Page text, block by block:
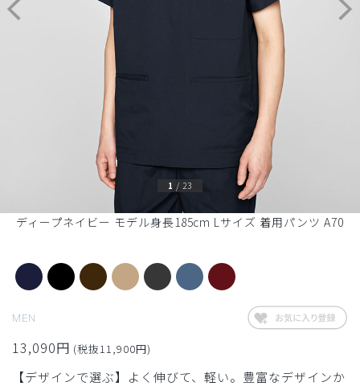
ディープネイビー モデル身長185cm Lサイズ 着用パンツ A70
1 / 23
MEN
13,090円 (税抜11,900円)
【デザインで選ぶ】よく伸びて、軽い。豊富なデザインか